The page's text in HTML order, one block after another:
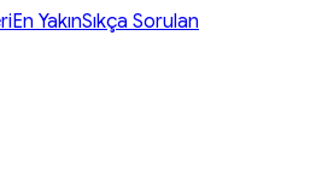
En YakınSıkça Sorulan